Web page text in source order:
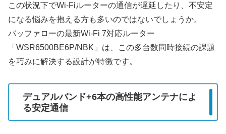
この状況下でWi-Fiルーターの通信が遅延したり、不安定
になる悩みを抱える方も多いのではないでしょうか。
バッファローの最新Wi-Fi 7対応ルーター
「WSR6500BE6P/NBK」は、この多台数同時接続の課題
を巧みに解決する設計が特徴です。
デュアルバンド+6本の高性能アンテナによ
る安定通信